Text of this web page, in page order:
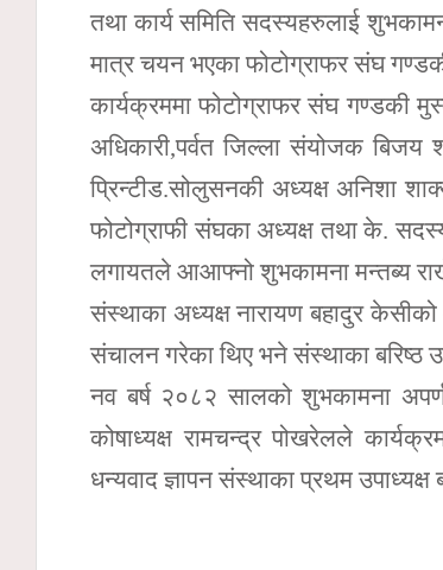
तथा कार्य समिति सदस्यहरुलाई
मात्र चयन भएका फोटोग्राफर संघ
कार्यक्रममा फोटोग्राफर संघ
अधिकारी,पर्वत जिल्ला संयोजक बिजय
प्रिन्टीड.सोलुसनकी अध्यक्ष अनिशा
फोटोग्राफी संघका अध्यक्ष तथा के.
लगायतले आआफ्नो शुभकामना मन्तब्य
संस्थाका अध्यक्ष नारायण बहादुर
संचालन गरेका थिए भने संस्थाका बरिष्ठ
नव बर्ष २०८२ सालको शुभकामना
कोषाध्यक्ष रामचन्द्र पोखरेलले
धन्यवाद ज्ञापन संस्थाका प्रथम